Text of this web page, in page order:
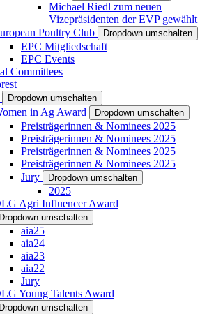
Michael Riedl zum neuen
Vizepräsidenten der EVP gewählt
Poultry Club
Dropdown umschalten
EPC Mitgliedschaft
EPC Events
Committees
Dropdown umschalten
in Ag Award Dropdown umschalten
Preisträgerinnen & Nominees 2025
Preisträgerinnen & Nominees 2025
Preisträgerinnen & Nominees 2025
Preisträgerinnen & Nominees 2025
Jury
Dropdown umschalten
2025
Agri Influencer Award
Dropdown umschalten
aia25
aia24
aia23
aia22
Jury
Young Talents Award
Dropdown umschalten